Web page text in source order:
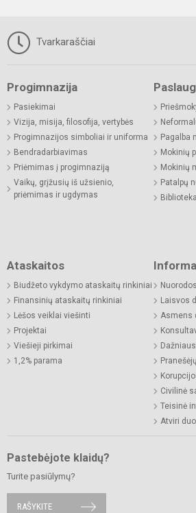
Tvarkaraščiai
Progimnazija
Pasiekimai
Vizija, misija, filosofija, vertybės
Progimnazijos simboliai ir uniforma
Bendradarbiavimas
Priėmimas į progimnaziją
Vaikų, grįžusių iš užsienio,
priėmimas ir ugdymas
Pagalba
Mokinių
Mokinių
Patalpų
Biblioteka
Ataskaitos
Biudžeto vykdymo ataskaitų rinkiniai
Finansinių ataskaitų rinkiniai
Lėšos veiklai viešinti
Projektai
Viešieji pirkimai
1,2% parama
Nuorodos
Laisvos
Asmens
Civilinė
Teisinė
Atviri
Pastebėjote klaidų?
Turite pasiūlymų?
RAŠYKITE